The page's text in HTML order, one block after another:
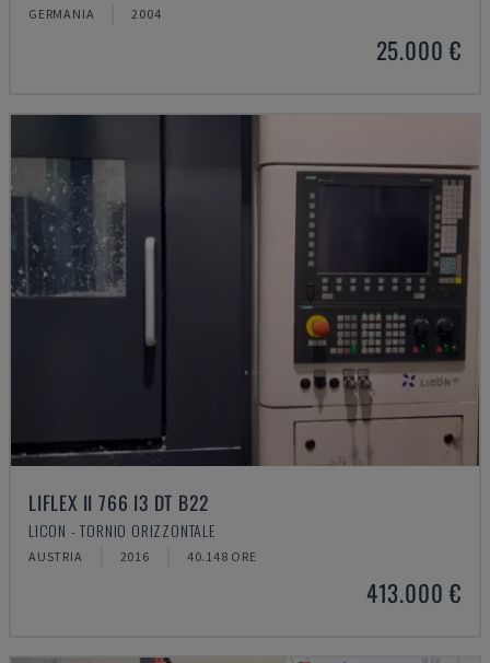
GERMANIA 2004
25.000 €
LIFLEX II 766 I3 DT B22
LICON - TORNIO ORIZZONTALE
AUSTRIA 2016 40.148 ORE
413.000 €